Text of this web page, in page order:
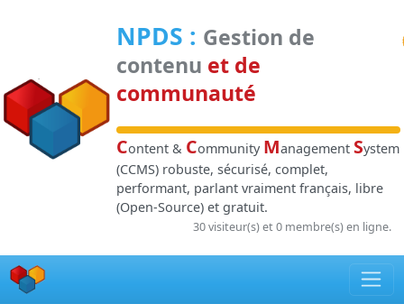
NPDS : Gestion de
contenu et de
communauté
Content & Community Management System
(CCMS) robuste, sécurisé, complet,
performant, parlant vraiment français, libre
(Open-Source) et gratuit.
30 visiteur(s) et 0 membre(s) en ligne.